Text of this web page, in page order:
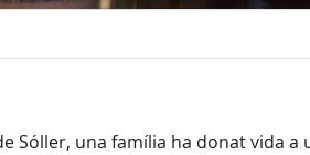
Sóller, una família ha donat vida